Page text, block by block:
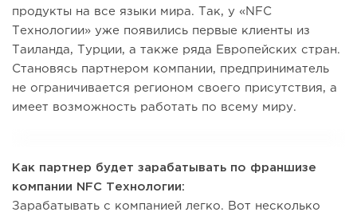
продукты на все языки мира. Так, у «NFC
Технологии» уже появились первые клиенты из
Таиланда, Турции, а также ряда Европейских стран.
Становясь партнером компании, предприниматель
не ограничивается регионом своего присутствия, а
имеет возможность работать по всему миру.
Как партнер будет зарабатывать по франшизе
компании NFC Технологии:
Зарабатывать с компанией легко. Вот несколько